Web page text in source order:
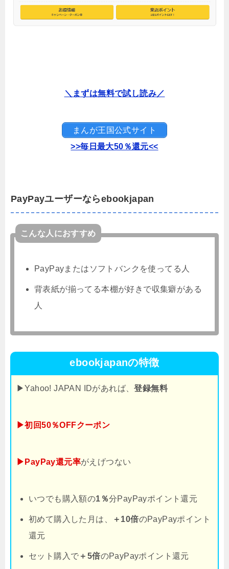
＼まずは無料で試し読み／
まんが王国公式サイト
>>毎日最大50％還元<<
PayPayユーザーならebookjapan
こんな人におすすめ
PayPayまたはソフトバンクを使ってる人
背表紙が揃ってる本棚が好きで収集癖がある
人
ebookjapanの特徴
▶Yahoo! JAPAN IDがあれば、登録無料
▶初回50％OFFクーポン
▶PayPay還元率がえげつない
いつでも購入額の1％分PayPayポイント還元
初めて購入した月は、 ＋10倍のPayPayポイント
還元
セット購入で ＋5倍のPayPayポイント還元